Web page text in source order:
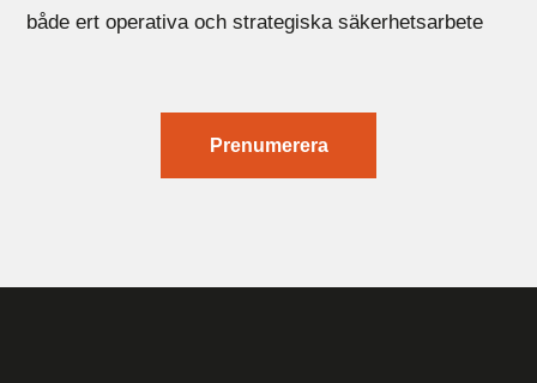
både ert operativa och strategiska säkerhetsarbete
Prenumerera